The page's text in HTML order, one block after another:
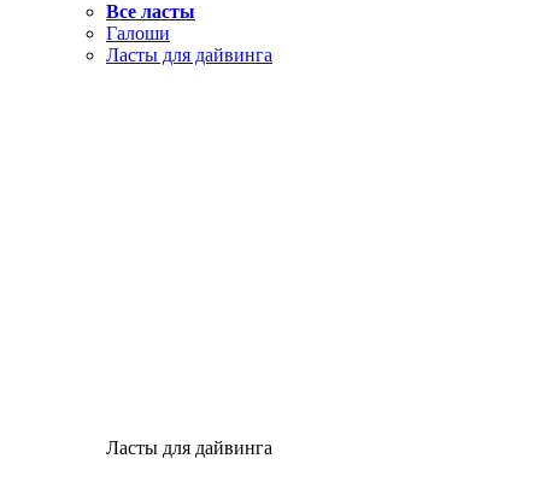
Все ласты
Галоши
Ласты для дайвинга
Ласты для дайвинга